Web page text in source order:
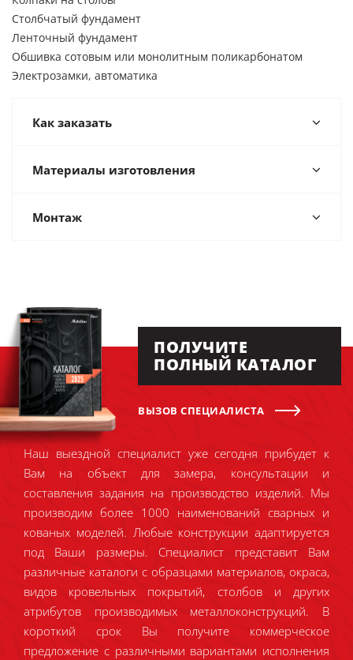
Столбчатый фундамент
Ленточный фундамент
Обшивка сотовым или монолитным поликарбонатом
Электрозамки, автоматика
Как заказать
Материалы изготовления
Монтаж
ПОЛУЧИТЕ
ПОЛНЫЙ КАТАЛОГ
ВЫЗОВ СПЕЦИАЛИСТА
Наш выездной специалист уже сегодня прибудет к
Вам на объект для замера, консультации и
составления задания на производство изделий. Мы
производим более 1000 наименований сварных и
кованых моделей. Любые конструкции адаптируется
под Ваши размеры. Специалист представит Вам
различные каталоги с образцами материалов, окраса,
видов кровельных покрытий, столбов и других
атрибутов производимых металлоконструкций. В
короткий срок Вы получите коммерческое
предложение с различными вариантами исполнения